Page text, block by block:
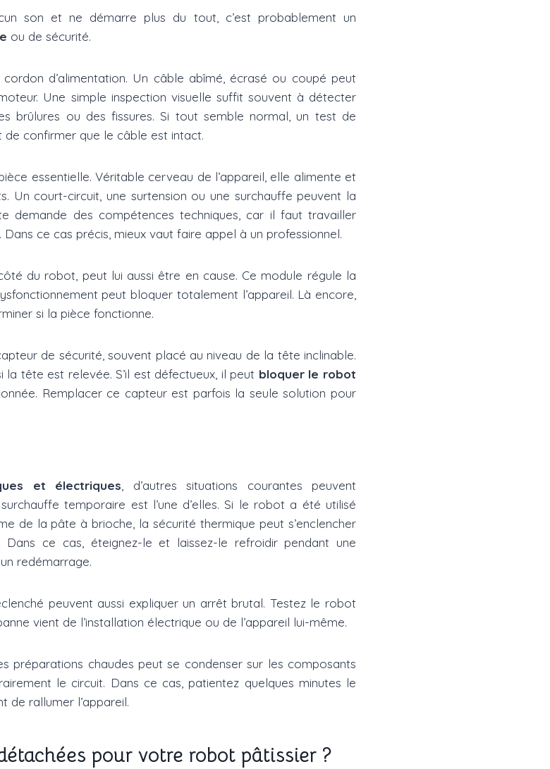
son et ne démarre plus du tout, c’est probablement un
ou de sécurité.
d’alimentation. Un câble abîmé, écrasé ou coupé peut
Une simple inspection visuelle suffit souvent à détecter
brûlures ou des fissures. Si tout semble normal, un test de
confirmer que le câble est intact.
essentielle. Véritable cerveau de l’appareil, elle alimente et
Un court-circuit, une surtension ou une surchauffe peuvent la
demande des compétences techniques, car il faut travailler
ce cas précis, mieux vaut faire appel à un professionnel.
du robot, peut lui aussi être en cause. Ce module régule la
peut bloquer totalement l’appareil. Là encore,
si la pièce fonctionne.
de sécurité, souvent placé au niveau de la tête inclinable.
tête est relevée. S’il est défectueux, il peut bloquer le robot
Remplacer ce capteur est parfois la seule solution pour
et électriques , d’autres situations courantes peuvent
temporaire est l’une d’elles. Si le robot a été utilisé
de la pâte à brioche, la sécurité thermique peut s’enclencher
Dans ce cas, éteignez-le et laissez-le refroidir pendant une
redémarrage.
peuvent aussi expliquer un arrêt brutal. Testez le robot
vient de l’installation électrique ou de l’appareil lui-même.
préparations chaudes peut se condenser sur les composants
le circuit. Dans ce cas, patientez quelques minutes le
de rallumer l’appareil.
pour votre robot pâtissier ?